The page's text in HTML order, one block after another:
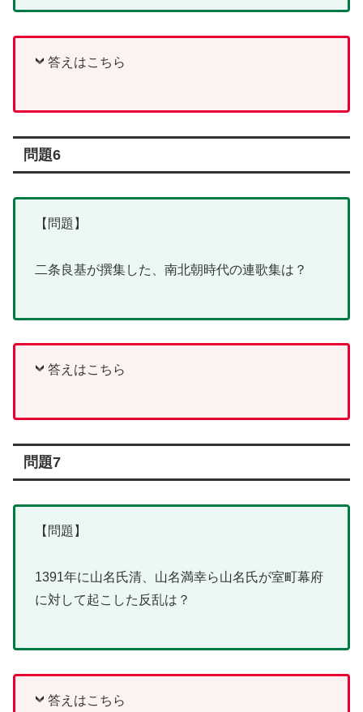
答えはこちら
問題6
【問題】
二条良基が撰集した、南北朝時代の連歌集は？
答えはこちら
問題7
【問題】
1391年に山名氏清、山名満幸ら山名氏が室町幕府
に対して起こした反乱は？
答えはこちら